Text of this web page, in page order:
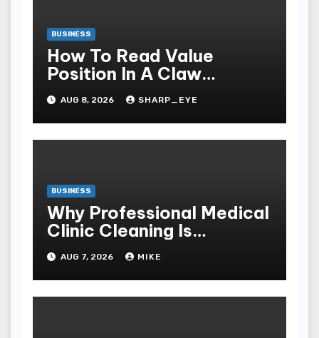
BUSINESS
How To Read Value
Position In A Claw
Machine
AUG 8, 2026 SHARP_EYE
BUSINESS
Why Professional Medical
Clinic Cleaning Is
Essential for Patient
Safety
AUG 7, 2026 MIKE